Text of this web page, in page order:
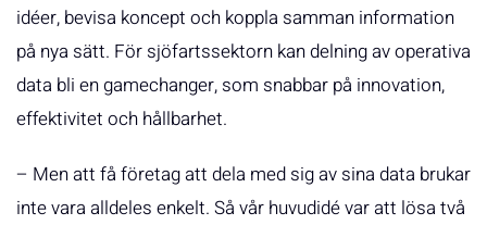
idéer, bevisa koncept och koppla samman information
på nya sätt. För sjöfartssektorn kan delning av operativa
data bli en gamechanger, som snabbar på innovation,
effektivitet och hållbarhet.
– Men att få företag att dela med sig av sina data brukar
inte vara alldeles enkelt. Så vår huvudidé var att lösa två